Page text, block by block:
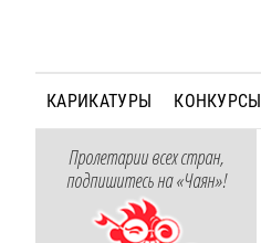
КАРИКАТУРЫ КОНКУРСЫ
Пролетарии всех стран,
подпишитесь на «Чаян»!